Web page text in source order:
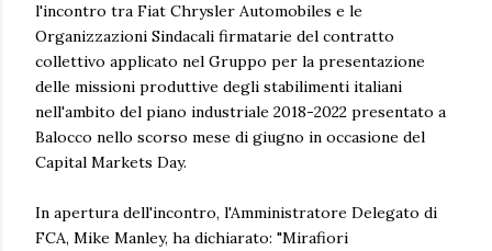
l'incontro tra Fiat Chrysler Automobiles e le
Organizzazioni Sindacali firmatarie del contratto
collettivo applicato nel Gruppo per la presentazione
delle missioni produttive degli stabilimenti italiani
nell'ambito del piano industriale 2018-2022 presentato a
Balocco nello scorso mese di giugno in occasione del
Capital Markets Day.
In apertura dell'incontro, l'Amministratore Delegato di
FCA, Mike Manley, ha dichiarato: "Mirafiori